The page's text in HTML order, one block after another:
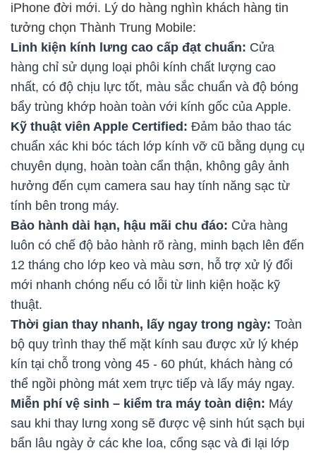
iPhone đời mới. Lý do hàng nghìn khách hàng tin
tưởng chọn Thành Trung Mobile:
Linh kiện kính lưng cao cấp đạt chuẩn: Cửa
hàng chỉ sử dụng loại phôi kính chất lượng cao
nhất, có độ chịu lực tốt, màu sắc chuẩn và độ bóng
bẩy trùng khớp hoàn toàn với kính gốc của Apple.
Kỹ thuật viên Apple Certified: Đảm bảo thao tác
chuẩn xác khi bóc tách lớp kính vỡ cũ bằng dụng cụ
chuyên dụng, hoàn toàn cẩn thận, không gây ảnh
hưởng đến cụm camera sau hay tính năng sạc từ
tính bên trong máy.
Bảo hành dài hạn, hậu mãi chu đáo: Cửa hàng
luôn có chế độ bảo hành rõ ràng, minh bạch lên đến
12 tháng cho lớp keo và màu sơn, hỗ trợ xử lý đổi
mới nhanh chóng nếu có lỗi từ linh kiện hoặc kỹ
thuật.
Thời gian thay nhanh, lấy ngay trong ngày: Toàn
bộ quy trình thay thế mặt kính sau được xử lý khép
kín tại chỗ trong vòng 45 - 60 phút, khách hàng có
thể ngồi phòng mát xem trực tiếp và lấy máy ngay.
Miễn phí vệ sinh – kiểm tra máy toàn diện: Máy
sau khi thay lưng xong sẽ được vệ sinh hút sạch bụi
bẩn lâu ngày ở các khe loa, cổng sạc và đi lại lớp